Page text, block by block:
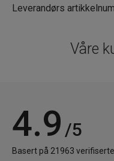
Leverandørs
Våre
4.9 /5
Basert på 21963